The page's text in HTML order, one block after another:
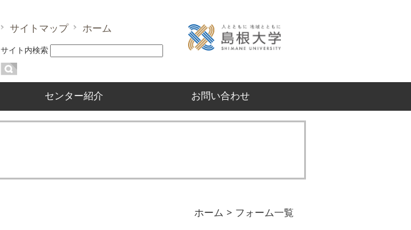
サイトマップ ホーム
サイト内検索
センター紹介 お問い合わせ
ホーム
フォーム一覧